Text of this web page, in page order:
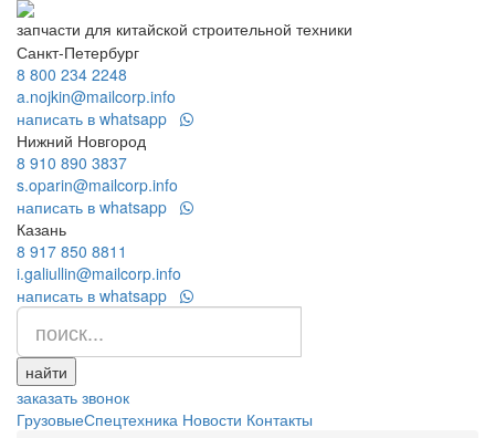
запчасти для китайской строительной техники
Санкт-Петербург
8 800 234 2248
a.nojkin@mailcorp.info
написать в whatsapp
Нижний Новгород
8 910 890 3837
s.oparin@mailcorp.info
написать в whatsapp
Казань
8 917 850 8811
i.galiullin@mailcorp.info
написать в whatsapp
найти
заказать звонок
ГрузовыеСпецтехника Новости Контакты